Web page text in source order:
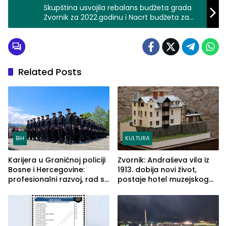
Skupština usvojila rebalans budžeta grada
Zvornik za 2022.godinu i Nacrt budžeta za
2023.godinu (VIDEO)
Related Posts
BiH
Karijera u Graničnoj policiji
Bosne i Hercegovine:
profesionalni razvoj, rad sa
služba građanima
KULTURA
Zvornik: Andraševa vila iz
1913. dobija novi život,
postaje hotel muzejskog